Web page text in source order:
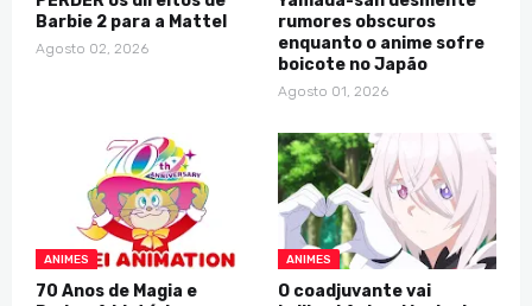
Barbie 2 para a Mattel
Agosto 02, 2026
rumores obscuros
enquanto o anime sofre
boicote no Japão
Agosto 01, 2026
ANIMES
70 Anos de Magia e
ANIMES
O coadjuvante vai